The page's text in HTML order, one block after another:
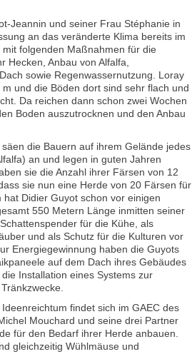
Jeannin und seiner Frau Stéphanie in
an das veränderte Klima bereits im
folgenden Maßnahmen für die
Hecken, Anbau von Alfalfa,
sowie Regenwassernutzung. Loray
und die Böden dort sind sehr flach und
Da reichen dann schon zwei Wochen
Boden auszutrocknen und den Anbau
die Bauern auf ihrem Gelände jedes
an und legen in guten Jahren
sie die Anzahl ihrer Färsen von 12
sie nun eine Herde von 20 Färsen für
Didier Guyot schon vor einigen
550 Metern Länge inmitten seiner
für die Kühe, als
und als Schutz für die Kulturen vor
Energiegewinnung haben die Guyots
auf dem Dach ihres Gebäudes
Installation eines Systems zur
findet sich im GAEC des
Mouchard und seine drei Partner
für den Bedarf ihrer Herde anbauen.
gleichzeitig Wühlmäuse und